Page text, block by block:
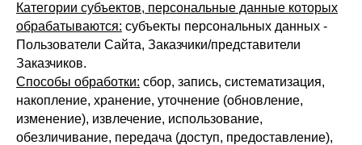
Категории субъектов, персональные данные которых
обрабатываются: субъекты персональных данных -
Пользователи Сайта, Заказчики/представители
Заказчиков.
Способы обработки: сбор, запись, систематизация,
накопление, хранение, уточнение (обновление,
изменение), извлечение, использование,
обезличивание, передача (доступ, предоставление),